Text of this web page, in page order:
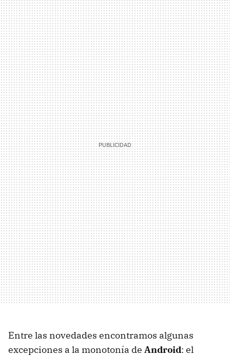
Entre las novedades encontramos algunas
excepciones a la monotonía de Android: el